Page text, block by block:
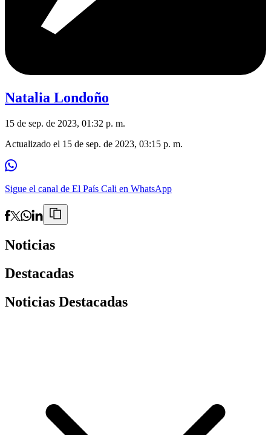
Natalia Londoño
15 de sep. de 2023, 01:32 p. m.
Actualizado el 15 de sep. de 2023, 03:15 p. m.
Sigue el canal de El País Cali en WhatsApp
Noticias
Destacadas
Noticias Destacadas